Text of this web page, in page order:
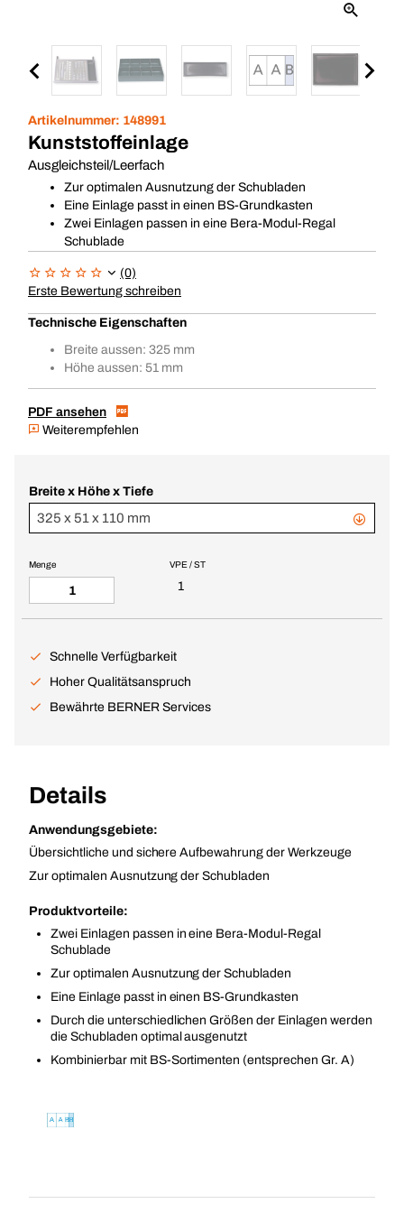
Artikelnummer: 148991
Kunststoffeinlage
Ausgleichsteil/Leerfach
Zur optimalen Ausnutzung der Schubladen
Eine Einlage passt in einen BS-Grundkasten
Zwei Einlagen passen in eine Bera-Modul-Regal
Schublade
(0)
Erste Bewertung schreiben
Technische Eigenschaften
Breite aussen: 325 mm
Höhe aussen: 51 mm
PDF ansehen
Weiterempfehlen
Breite x Höhe x Tiefe
325 x 51 x 110 mm
VPE / ST
1
Menge
Schnelle Verfügbarkeit
Hoher Qualitätsanspruch
Bewährte BERNER Services
Details
Anwendungsgebiete:
Übersichtliche und sichere Aufbewahrung der Werkzeuge
Zur optimalen Ausnutzung der Schubladen
Produktvorteile:
Zwei Einlagen passen in eine Bera-Modul-Regal
Schublade
Zur optimalen Ausnutzung der Schubladen
Eine Einlage passt in einen BS-Grundkasten
Durch die unterschiedlichen Größen der Einlagen werden
die Schubladen optimal ausgenutzt
Kombinierbar mit BS-Sortimenten (entsprechen Gr. A)